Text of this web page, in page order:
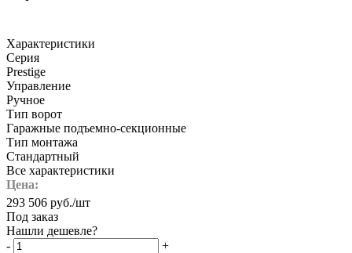
Характеристики
Серия
Prestige
Управление
Ручное
Тип ворот
Гаражные подъемно-секционные
Тип монтажа
Стандартный
Все характеристики
Цена:
293 506 руб./шт
Под заказ
Нашли дешевле?
-
+